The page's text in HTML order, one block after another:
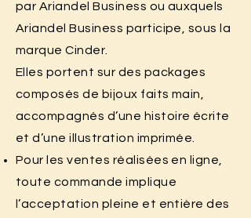
par Ariandel Business ou auxquels
Ariandel Business participe, sous la
marque Cinder.
Elles portent sur des packages
composés de bijoux faits main,
accompagnés d’une histoire écrite
et d’une illustration imprimée.
Pour les ventes réalisées en ligne,
toute commande implique
l’acceptation pleine et entière des